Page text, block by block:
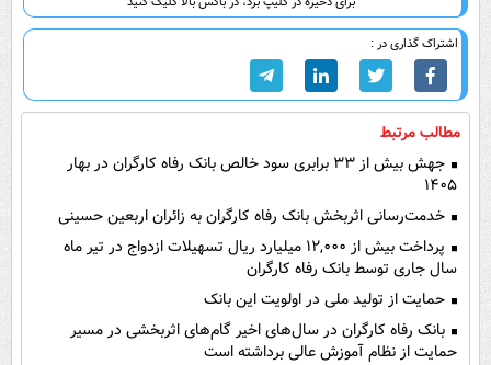
اشتراک گذاری در :
مطالب مرتبط
جهش بیش از ۳۳ برابری سود خالص بانک رفاه کارگران در بهار
۱۴۰۵
خدمت‌رسانی اثربخش بانک رفاه کارگران به زائران اربعین حسینی
پرداخت بیش از ۱۲,۰۰۰ میلیارد ریال تسهیلات ازدواج در تیر ماه
سال جاری توسط بانک رفاه کارگران
حمایت از تولید ملی در اولویت این بانک
بانک رفاه کارگران در سال‌های اخیر گام‌های اثربخشی در مسیر
حمایت از نظام آموزش عالی برداشته است